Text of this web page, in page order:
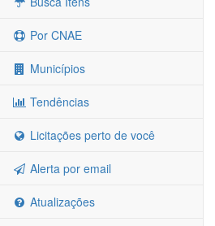
Por CNAE
Municípios
Tendências
Licitações perto de você
Alerta por email
Atualizações